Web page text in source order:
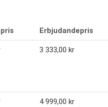
Erbjudandepris
3 333,00 kr
4 999,00 kr